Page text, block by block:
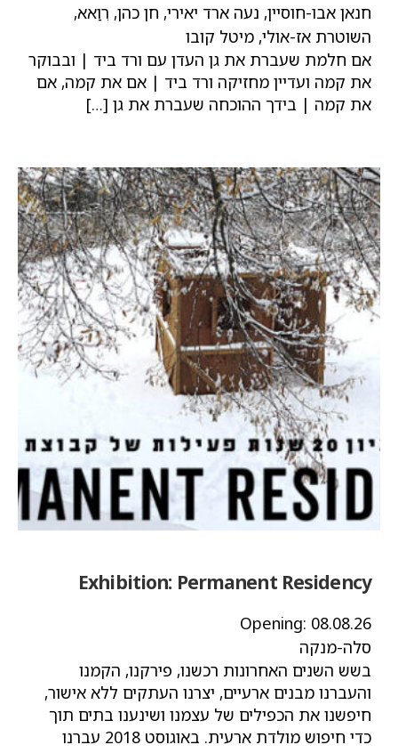
חנאן אבו-חוסיין, נעה ארד יאירי, חן כהן, רִוַאא,
השוטרת אז-אולי, מיטל קובו
אם חלמת שעברת את גן העדן עם ורד ביד | ובבוקר
את קמה ועדיין מחזיקה ורד ביד | אם את קמה, אם
את קמה | בידך ההוכחה שעברת את גן […]
Exhibition: Permanent Residency
Opening: 08.08.26
סלה-מנקה
בשש השנים האחרונות רכשנו, פירקנו, הקמנו
והעברנו מבנים ארעיים, יצרנו העתקים ללא אישור,
חיפשנו את הכפילים של עצמנו ושינענו בתים תוך
כדי חיפוש מולדת ארעית. באוגוסט 2018 עברנו